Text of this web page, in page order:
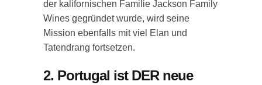
der kalifornischen Familie Jackson Family
Wines gegründet wurde, wird seine
Mission ebenfalls mit viel Elan und
Tatendrang fortsetzen.
2. Portugal ist DER neue